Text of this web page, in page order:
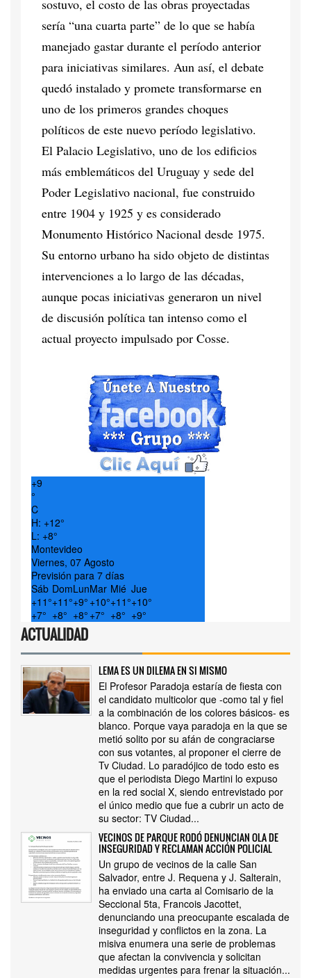
sostuvo, el costo de las obras proyectadas
sería “una cuarta parte” de lo que se había
manejado gastar durante el período anterior
para iniciativas similares. Aun así, el debate
quedó instalado y promete transformarse en
uno de los primeros grandes choques
políticos de este nuevo período legislativo.
El Palacio Legislativo, uno de los edificios
más emblemáticos del Uruguay y sede del
Poder Legislativo nacional, fue construido
entre 1904 y 1925 y es considerado
Monumento Histórico Nacional desde 1975.
Su entorno urbano ha sido objeto de distintas
intervenciones a lo largo de las décadas,
aunque pocas iniciativas generaron un nivel
de discusión política tan intenso como el
actual proyecto impulsado por Cosse.
+9
°
C
H: +12°
L: +8°
Montevideo
Viernes, 07 Agosto
Previsión para 7 días
Sáb DomLunMar Mié Jue
+11°+11°+9° +10°+11°+10°
+7° +8° +8° +7° +8° +9°
ACTUALIDAD
LEMA ES UN DILEMA EN SI MISMO
El Profesor Paradoja estaría de fiesta con
el candidato multicolor que -como tal y fiel
a la combinación de los colores básicos- es
blanco. Porque vaya paradoja en la que se
metió solito por su afán de congraciarse
con sus votantes, al proponer el cierre de
Tv Ciudad. Lo paradójico de todo esto es
que el periodista Diego Martini lo expuso
en la red social X, siendo entrevistado por
el único medio que fue a cubrir un acto de
su sector: TV Ciudad...
VECINOS DE PARQUE RODÓ DENUNCIAN OLA DE
INSEGURIDAD Y RECLAMAN ACCIÓN POLICIAL
Un grupo de vecinos de la calle San
Salvador, entre J. Requena y J. Salterain,
ha enviado una carta al Comisario de la
Seccional 5ta, Francois Jacottet,
denunciando una preocupante escalada de
inseguridad y conflictos en la zona. La
misiva enumera una serie de problemas
que afectan la convivencia y solicitan
medidas urgentes para frenar la situación...